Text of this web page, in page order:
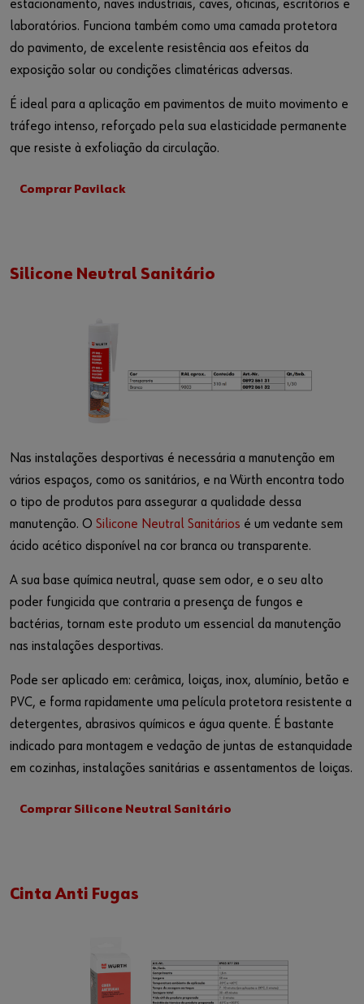
estacionamento, naves industriais, caves, oficinas, escritórios e
laboratórios. Funciona também como uma camada protetora
do pavimento, de excelente resistência aos efeitos da
exposição solar ou condições climatéricas adversas.
É ideal para a aplicação em pavimentos de muito movimento e
tráfego intenso, reforçado pela sua elasticidade permanente
que resiste à exfoliação da circulação.
Comprar Pavilack
Silicone Neutral Sanitário
Nas instalações desportivas é necessária a manutenção em
vários espaços, como os sanitários, e na Würth encontra todo
o tipo de produtos para assegurar a qualidade dessa
manutenção. O Silicone Neutral Sanitários é um vedante sem
ácido acético disponível na cor branca ou transparente.
A sua base química neutral, quase sem odor, e o seu alto
poder fungicida que contraria a presença de fungos e
bactérias, tornam este produto um essencial da manutenção
nas instalações desportivas.
Pode ser aplicado em: cerâmica, loiças, inox, alumínio, betão e
PVC, e forma rapidamente uma película protetora resistente a
detergentes, abrasivos químicos e água quente. É bastante
indicado para montagem e vedação de juntas de estanquidade
em cozinhas, instalações sanitárias e assentamentos de loiças.
Comprar Silicone Neutral Sanitário
Cinta Anti Fugas